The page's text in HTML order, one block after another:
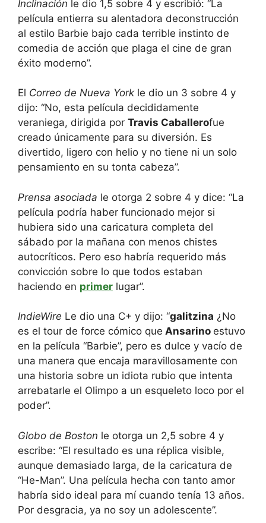
Inclinación le dio 1,5 sobre 4 y escribió: “La
película entierra su alentadora deconstrucción
al estilo Barbie bajo cada terrible instinto de
comedia de acción que plaga el cine de gran
éxito moderno”.
El Correo de Nueva York le dio un 3 sobre 4 y
dijo: “No, esta película decididamente
veraniega, dirigida por Travis Caballerofue
creado únicamente para su diversión. Es
divertido, ligero con helio y no tiene ni un solo
pensamiento en su tonta cabeza”.
Prensa asociada le otorga 2 sobre 4 y dice: “La
película podría haber funcionado mejor si
hubiera sido una caricatura completa del
sábado por la mañana con menos chistes
autocríticos. Pero eso habría requerido más
convicción sobre lo que todos estaban
haciendo en primer lugar”.
IndieWire Le dio una C+ y dijo: “galitzina ¿No
es el tour de force cómico que Ansarino estuvo
en la película “Barbie”, pero es dulce y vacío de
una manera que encaja maravillosamente con
una historia sobre un idiota rubio que intenta
arrebatarle el Olimpo a un esqueleto loco por el
poder”.
Globo de Boston le otorga un 2,5 sobre 4 y
escribe: “El resultado es una réplica visible,
aunque demasiado larga, de la caricatura de
“He-Man”. Una película hecha con tanto amor
habría sido ideal para mí cuando tenía 13 años.
Por desgracia, ya no soy un adolescente”.